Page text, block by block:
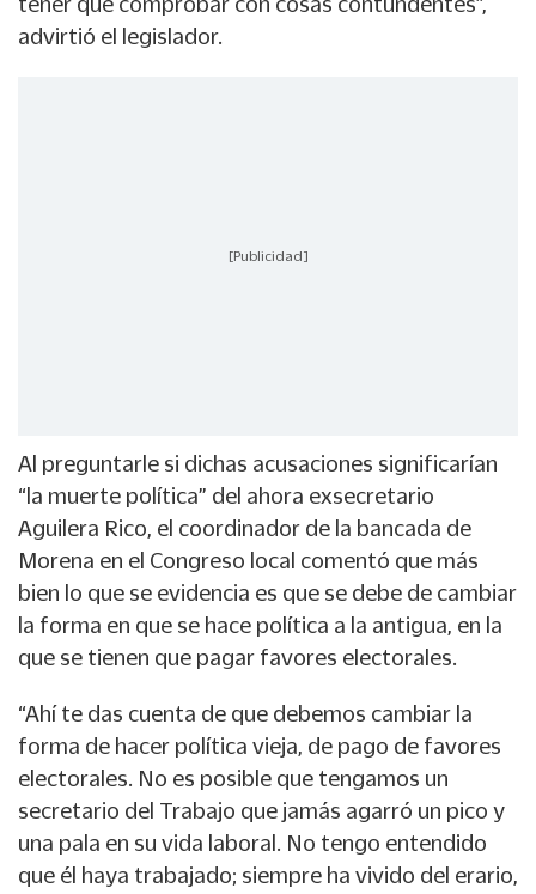
advirtió el legislador.
[Publicidad]
Al preguntarle si dichas acusaciones significarían
“la muerte política” del ahora exsecretario
Aguilera Rico, el coordinador de la bancada de
Morena en el Congreso local comentó que más
bien lo que se evidencia es que se debe de cambiar
la forma en que se hace política a la antigua, en la
que se tienen que pagar favores electorales.
“Ahí te das cuenta de que debemos cambiar la
forma de hacer política vieja, de pago de favores
electorales. No es posible que tengamos un
secretario del Trabajo que jamás agarró un pico y
una pala en su vida laboral. No tengo entendido
que él haya trabajado; siempre ha vivido del erario,